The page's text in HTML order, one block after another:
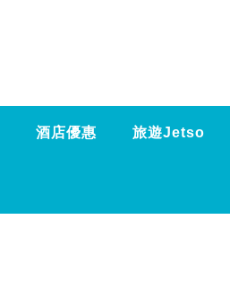
酒店優惠 旅遊Jetso